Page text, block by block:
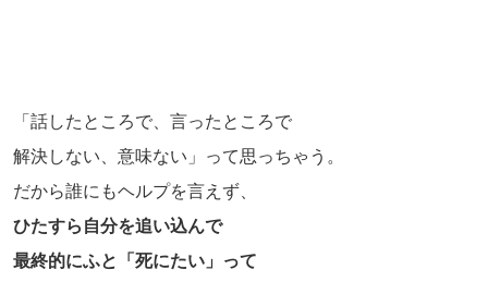
「話したところで、言ったところで
解決しない、意味ない」って思っちゃう。
だから誰にもヘルプを言えず、
ひたすら自分を追い込んで
最終的にふと「死にたい」って